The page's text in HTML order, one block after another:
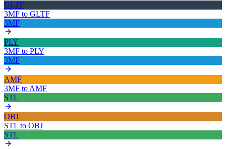
GLTF
3MF to GLTF
3MF
PLY
3MF to PLY
3MF
AMF
3MF to AMF
STL
OBJ
STL to OBJ
STL